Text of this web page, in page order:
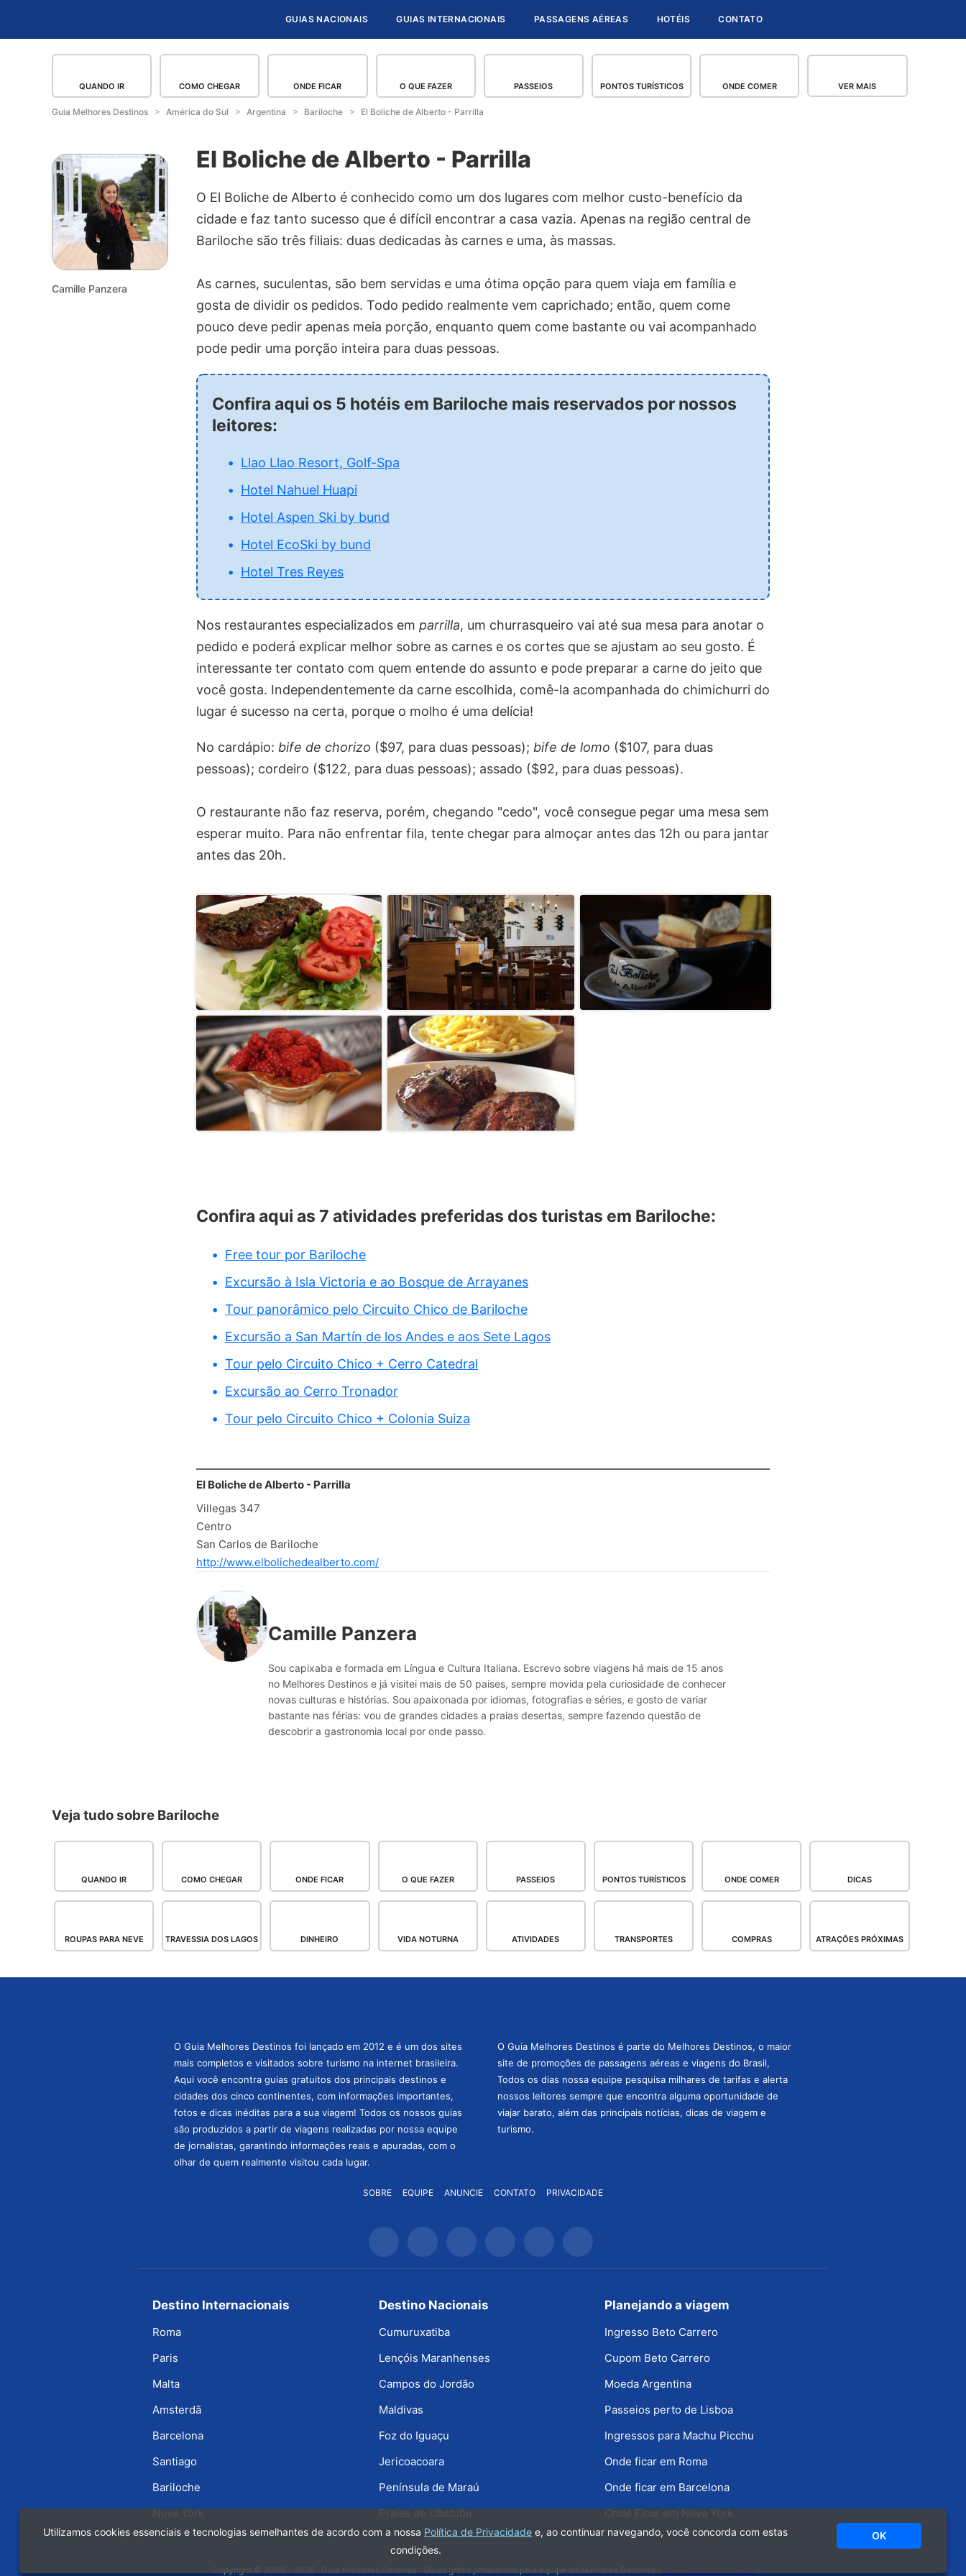
GUIAS NACIONAIS GUIAS INTERNACIONAIS PASSAGENS AÉREAS HOTÉIS CONTATO
QUANDO IR COMO CHEGAR ONDE FICAR O QUE FAZER PASSEIOS PONTOS TURÍSTICOS ONDE COMER VER MAIS
Guia Melhores Destinos América do Sul Argentina Bariloche El Boliche de Alberto - Parrilla
Camille Panzera
El Boliche de Alberto - Parrilla
O El Boliche de Alberto é conhecido como um dos lugares com melhor custo-benefício da
cidade e faz tanto sucesso que é difícil encontrar a casa vazia. Apenas na região central de
Bariloche são três filiais: duas dedicadas às carnes e uma, às massas.
As carnes, suculentas, são bem servidas e uma ótima opção para quem viaja em família e
gosta de dividir os pedidos. Todo pedido realmente vem caprichado; então, quem come
pouco deve pedir apenas meia porção, enquanto quem come bastante ou vai acompanhado
pode pedir uma porção inteira para duas pessoas.
Confira aqui os 5 hotéis em Bariloche mais reservados por nossos
leitores:
Llao Llao Resort, Golf-Spa
Hotel Nahuel Huapi
Hotel Aspen Ski by bund
Hotel EcoSki by bund
Hotel Tres Reyes
Nos restaurantes especializados em parrilla, um churrasqueiro vai até sua mesa para anotar o
pedido e poderá explicar melhor sobre as carnes e os cortes que se ajustam ao seu gosto. É
interessante ter contato com quem entende do assunto e pode preparar a carne do jeito que
você gosta. Independentemente da carne escolhida, comê-la acompanhada do chimichurri do
lugar é sucesso na certa, porque o molho é uma delícia!
No cardápio: bife de chorizo ($97, para duas pessoas); bife de lomo ($107, para duas
pessoas); cordeiro ($122, para duas pessoas); assado ($92, para duas pessoas).
O restaurante não faz reserva, porém, chegando "cedo", você consegue pegar uma mesa sem
esperar muito. Para não enfrentar fila, tente chegar para almoçar antes das 12h ou para jantar
antes das 20h.
Confira aqui as 7 atividades preferidas dos turistas em Bariloche:
Free tour por Bariloche
Excursão à Isla Victoria e ao Bosque de Arrayanes
Tour panorâmico pelo Circuito Chico de Bariloche
Excursão a San Martín de los Andes e aos Sete Lagos
Tour pelo Circuito Chico + Cerro Catedral
Excursão ao Cerro Tronador
Tour pelo Circuito Chico + Colonia Suiza
El Boliche de Alberto - Parrilla
Villegas 347
Centro
San Carlos de Bariloche
http://www.elbolichedealberto.com/
Camille Panzera
Sou capixaba e formada em Língua e Cultura Italiana. Escrevo sobre viagens há mais de 15 anos
no Melhores Destinos e já visitei mais de 50 países, sempre movida pela curiosidade de conhecer
novas culturas e histórias. Sou apaixonada por idiomas, fotografias e séries, e gosto de variar
bastante nas férias: vou de grandes cidades a praias desertas, sempre fazendo questão de
descobrir a gastronomia local por onde passo.
Veja tudo sobre Bariloche
QUANDO IR COMO CHEGAR ONDE FICAR O QUE FAZER PASSEIOS PONTOS TURÍSTICOS ONDE COMER DICAS
ROUPAS PARA NEVE TRAVESSIA DOS LAGOS DINHEIRO VIDA NOTURNA ATIVIDADES TRANSPORTES COMPRAS ATRAÇÕES PRÓXIMAS
O Guia Melhores Destinos foi lançado em 2012 e é um dos sites
mais completos e visitados sobre turismo na internet brasileira.
Aqui você encontra guias gratuitos dos principais destinos e
cidades dos cinco continentes, com informações importantes,
fotos e dicas inéditas para a sua viagem! Todos os nossos guias
são produzidos a partir de viagens realizadas por nossa equipe
de jornalistas, garantindo informações reais e apuradas, com o
olhar de quem realmente visitou cada lugar.
O Guia Melhores Destinos é parte do Melhores Destinos, o maior
site de promoções de passagens aéreas e viagens do Brasil,
Todos os dias nossa equipe pesquisa milhares de tarifas e alerta
nossos leitores sempre que encontra alguma oportunidade de
viajar barato, além das principais notícias, dicas de viagem e
turismo.
SOBRE EQUIPE ANUNCIE CONTATO PRIVACIDADE
Destino Internacionais
Roma
Paris
Malta
Amsterdã
Barcelona
Santiago
Bariloche
Nova York
Destino Nacionais
Cumuruxatiba
Lençóis Maranhenses
Campos do Jordão
Maldivas
Foz do Iguaçu
Jericoacoara
Península de Maraú
Praias de Ubatuba
Planejando a viagem
Ingresso Beto Carrero
Cupom Beto Carrero
Moeda Argentina
Passeios perto de Lisboa
Ingressos para Machu Picchu
Onde ficar em Roma
Onde ficar em Barcelona
Onde Ficar em Nova York
Utilizamos cookies essenciais e tecnologias semelhantes de acordo com a nossa Política de Privacidade e, ao continuar navegando, você concorda com estas
condições.
OK